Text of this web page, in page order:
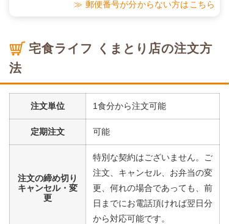
≫ 郵便番号が分からない方はこちら
宅食ライフ くまとり店の注文方
法
注文単位 1食分から注文可能
定期注文 可能
注文の締め切り
キャンセル・変
更
特別な契約はございません。ご
注文、キャンセル、お弁当の変
更、何れの場合であっても、前
日までにお電話頂ければ翌日分
から対応可能です。